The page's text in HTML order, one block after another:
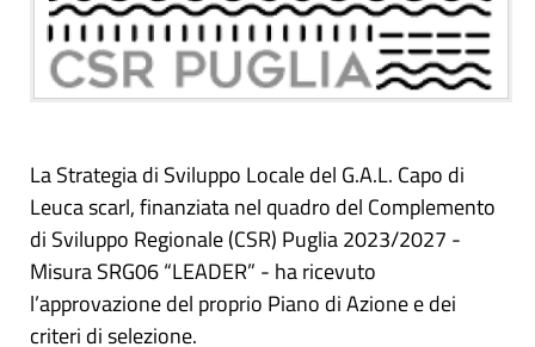
La Strategia di Sviluppo Locale del G.A.L. Capo di
Leuca scarl, finanziata nel quadro del Complemento
di Sviluppo Regionale (CSR) Puglia 2023/2027 -
Misura SRG06 “LEADER” - ha ricevuto
l’approvazione del proprio Piano di Azione e dei
criteri di selezione.